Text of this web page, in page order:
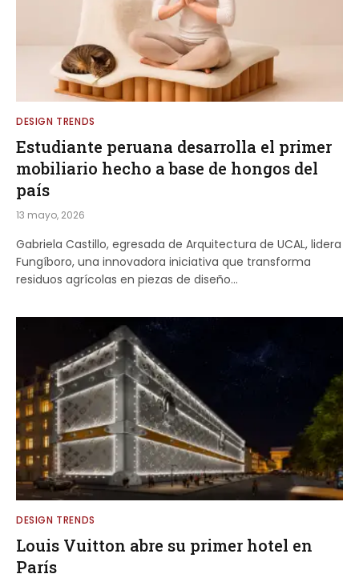
DESIGN TRENDS
Estudiante peruana desarrolla el primer
mobiliario hecho a base de hongos del
país
13 mayo, 2026
Gabriela Castillo, egresada de Arquitectura de UCAL, lidera
Fungíboro, una innovadora iniciativa que transforma
residuos agrícolas en piezas de diseño…
DESIGN TRENDS
Louis Vuitton abre su primer hotel en
París